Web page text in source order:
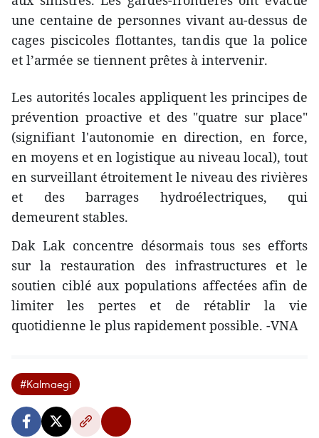
une centaine de personnes vivant au-dessus de
cages piscicoles flottantes, tandis que la police
et l’armée se tiennent prêtes à intervenir.
Les autorités locales appliquent les principes de
prévention proactive et des "quatre sur place"
(signifiant l'autonomie en direction, en force,
en moyens et en logistique au niveau local), tout
en surveillant étroitement le niveau des rivières
et des barrages hydroélectriques, qui
demeurent stables.
Dak Lak concentre désormais tous ses efforts
sur la restauration des infrastructures et le
soutien ciblé aux populations affectées afin de
limiter les pertes et de rétablir la vie
quotidienne le plus rapidement possible. -VNA
#Kalmaegi